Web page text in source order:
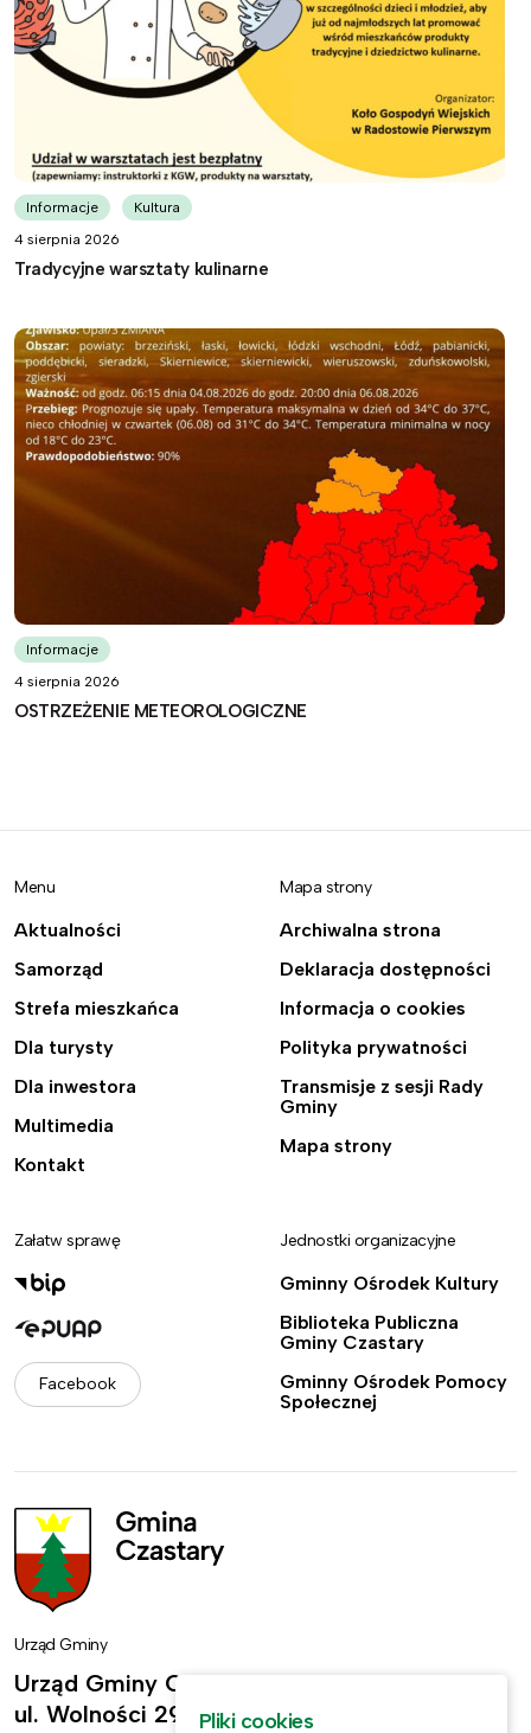
Informacje
Kultura
4 sierpnia 2026
Tradycyjne warsztaty kulinarne
Informacje
4 sierpnia 2026
OSTRZEŻENIE METEOROLOGICZNE
Menu
Aktualności
Samorząd
Strefa mieszkańca
Dla turysty
Dla inwestora
Multimedia
Kontakt
Mapa strony
Archiwalna strona
Deklaracja dostępności
Informacja o cookies
Polityka prywatności
Transmisje z sesji Rady
Gminy
Mapa strony
Załatw sprawę
Facebook
Jednostki organizacyjne
Gminny Ośrodek Kultury
Biblioteka Publiczna
Gminy Czastary
Gminny Ośrodek Pomocy
Społecznej
Urząd Gminy
Urząd Gminy Czastary
ul. Wolności 29,
Pliki cookies